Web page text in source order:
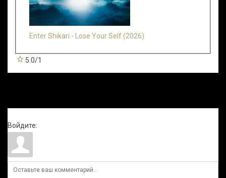
Enter Shikari - Lose Your Self (2026)
5.0/1
Войдите: